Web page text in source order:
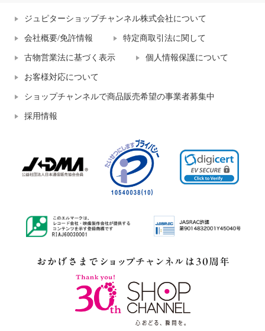
ジュピターショップチャンネル株式会社について
会社概要/免許情報 特定商取引法に関して
古物営業法に基づく表示 個人情報保護について
お客様対応について
ショップチャンネルで商品販売希望の事業者募集中
採用情報